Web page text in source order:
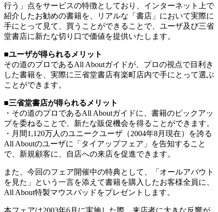
行う」点をサービスの特徴としており、インターネット上で
紹介したお勧めの書籍を、リアルな「書店」において実際に
手にとって見て、買うことができることで、ユーザ及び三省
堂書店に新たな切り口で価値を提供いたします。
■ユーザが得られるメリット
その道のプロであるAll Aboutガイドが、プロの視点で目利き
した書籍を、実際に三省堂書店有楽町店内で手にとって選ぶ
ことができます。
■三省堂書店が得られるメリット
・その道のプロであるAll Aboutガイドに、書籍のピックアッ
プを委ねることで、新たな販促機会を得ることができます。
・月間1,120万人のユニークユーザ（2004年8月現在）を誇る
All Aboutのユーザに「タイアップフェア」を告知すること
で、新規顧客に、自店への来店を促進できます。
また、今回のフェア開催中の特典として、「オールアバウト
を見た」という一言を添えて書籍を購入したお客様全員に、
All About特製マウスパッドをプレゼントします。
本フェアは2003年6月に実施した際、来店者に大きな反響が